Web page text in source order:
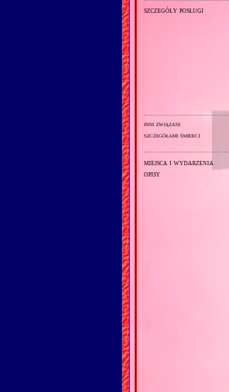
szczegóły posługi
inni związani
szczegółami śmierci
miejsca i wydarzenia
opisy